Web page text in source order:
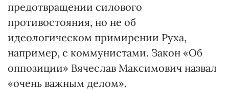
предотвращении силового
противостояния, но не об
идеологическом примирении Руха,
например, с коммунистами. Закон «Об
оппозиции» Вячеслав Максимович назвал
«очень важным делом».